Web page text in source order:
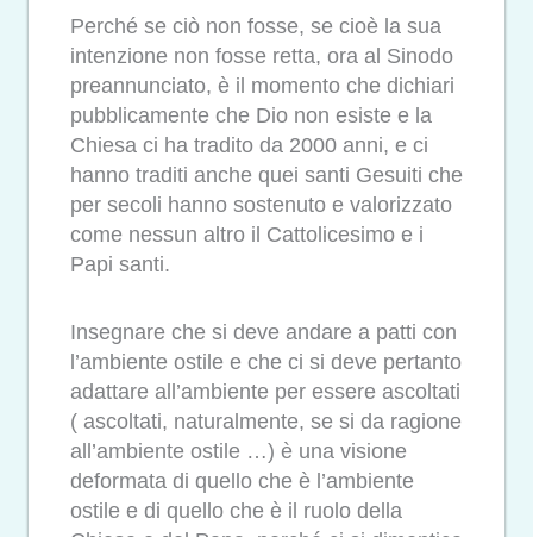
Perché se ciò non fosse, se cioè la sua
intenzione non fosse retta, ora al Sinodo
preannunciato, è il momento che dichiari
pubblicamente che Dio non esiste e la
Chiesa ci ha tradito da 2000 anni, e ci
hanno traditi anche quei santi Gesuiti che
per secoli hanno sostenuto e valorizzato
come nessun altro il Cattolicesimo e i
Papi santi.
Insegnare che si deve andare a patti con
l’ambiente ostile e che ci si deve pertanto
adattare all’ambiente per essere ascoltati
( ascoltati, naturalmente, se si da ragione
all’ambiente ostile …) è una visione
deformata di quello che è l’ambiente
ostile e di quello che è il ruolo della